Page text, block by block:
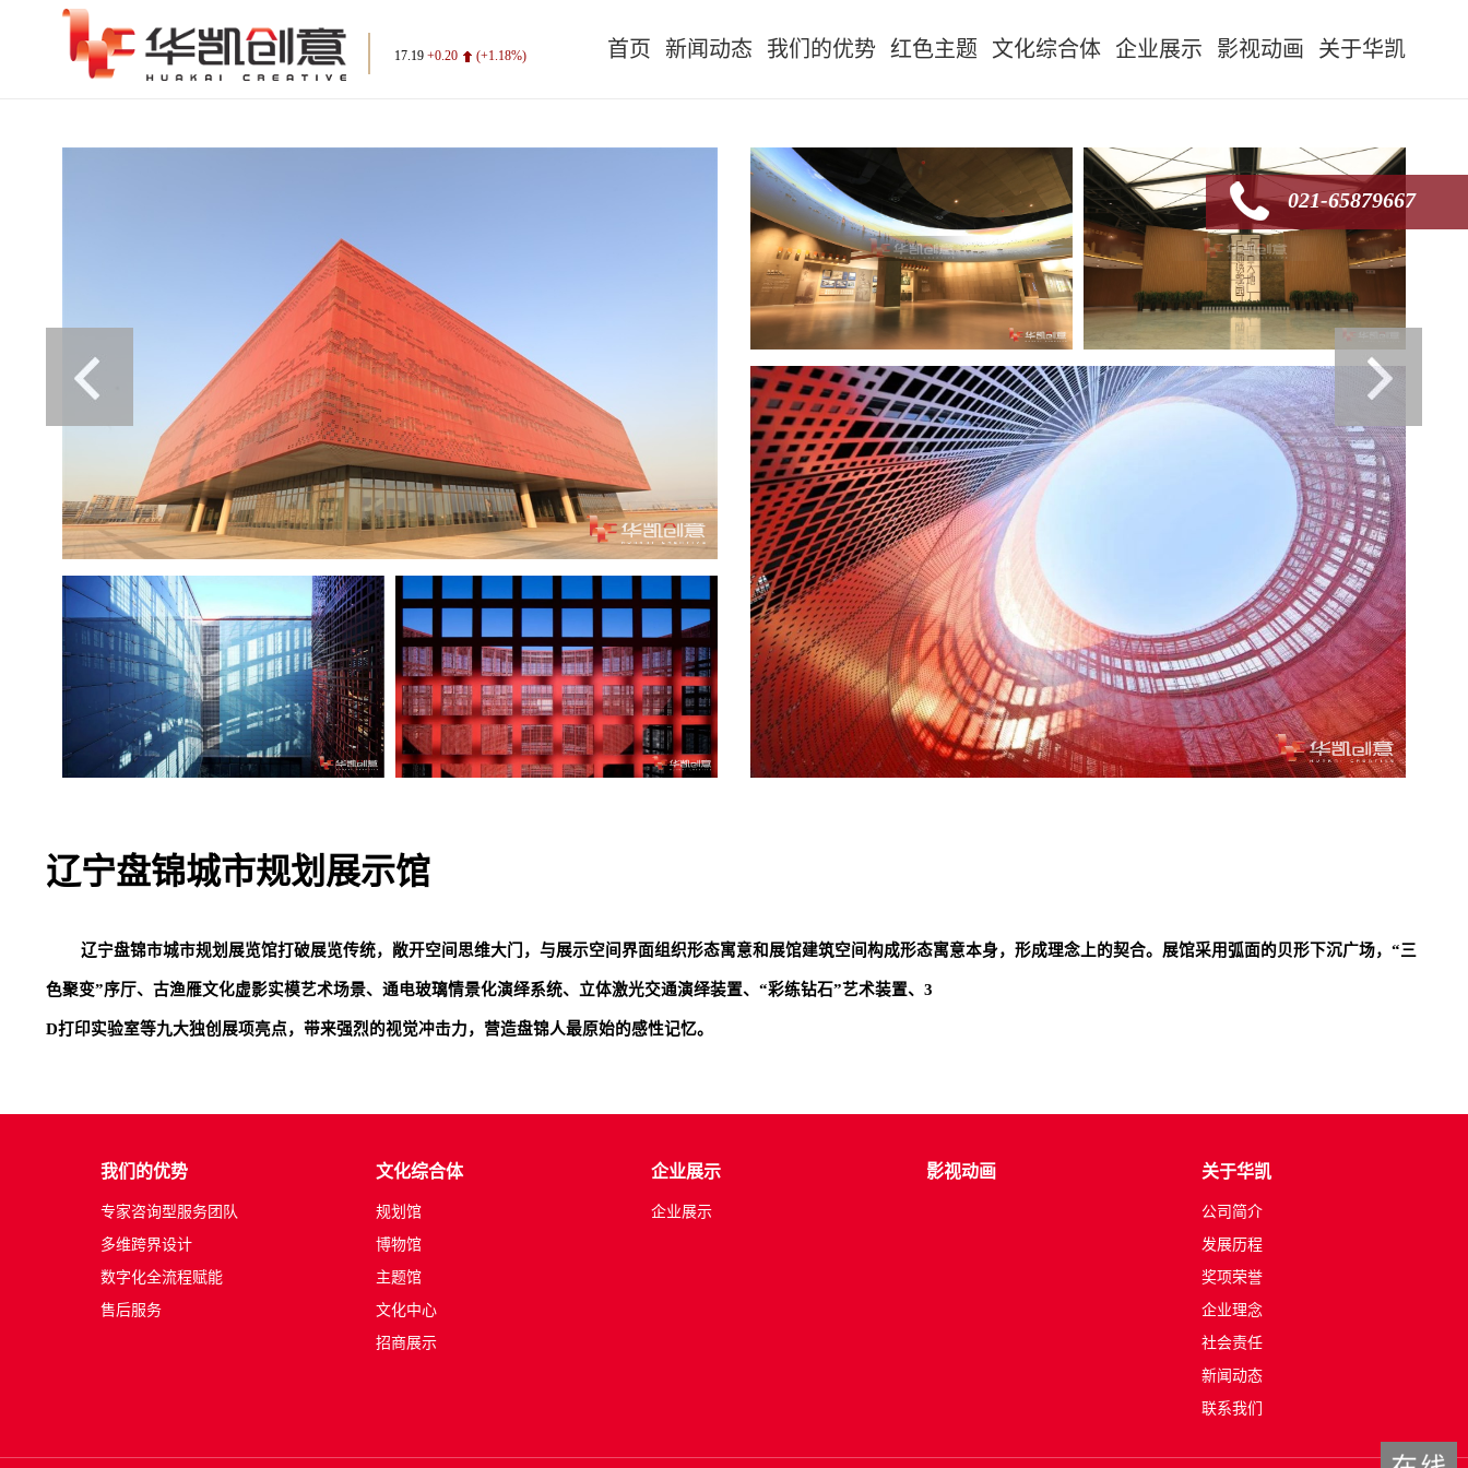
17.19 +0.20 (+1.18%) 首页 新闻动态 我们的优势 红色主题 文化综合体 企业展示 影视动画 关于华凯
辽宁盘锦城市规划展示馆
辽宁盘锦市城市规划展览馆打破展览传统，敞开空间思维大门，与展示空间 界面组织形态寓意和展馆建筑空间构成形态寓意本身，形成理念上的契合。展馆采用弧面的贝形下沉广场，“三
色聚变”序厅、古渔雁文化虚影实模艺术场景、 通电玻璃情景化演绎系统、立体激光交通演绎装置、“彩练钻石”艺术装置、3
D打印实验室等九大独创展项亮点，带来强烈的视觉冲击力，营造盘锦人最原始的感性记忆。
我们的优势
专家咨询型服务团队
多维跨界设计
数字化全流程赋能
售后服务
文化综合体
规划馆
博物馆
主题馆
文化中心
招商展示
企业展示
企业展示
影视动画 关于华凯
公司简介
发展历程
奖项荣誉
企业理念
社会责任
新闻动态
联系我们
021-65879667